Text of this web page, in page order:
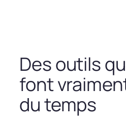
Des outils
font
du temps